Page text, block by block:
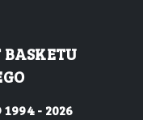
BASKETU
1994 - 2026